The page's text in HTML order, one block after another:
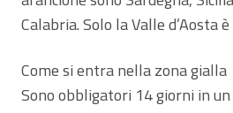
Calabria. Solo la Valle d’Aosta
Come si entra nella zona gialla
Sono obbligatori 14 giorni in